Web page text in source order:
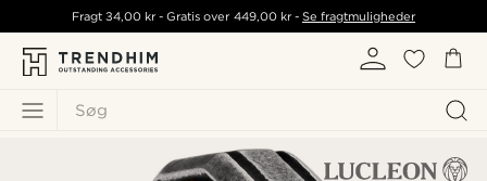
Søg
Fragt34,00 kr - Gratis over 449,00 kr- Se fragtmuligheder